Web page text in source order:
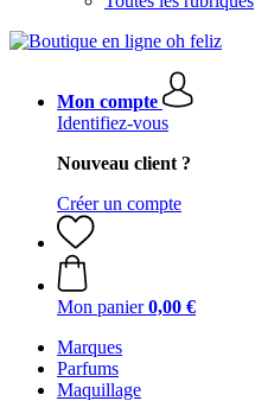
Mon compte
Identifiez-vous
Nouveau client ?
Créer un compte
Mon panier 0,00 €
Marques
Parfums
Maquillage